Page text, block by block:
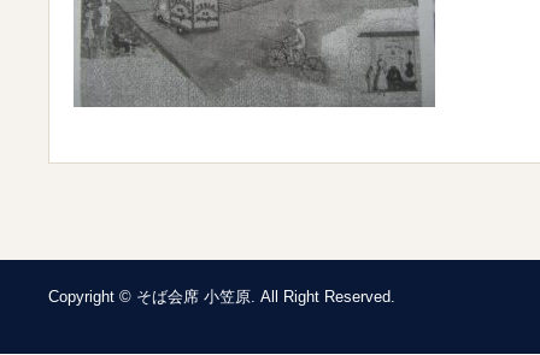
Copyright © そば会席 小笠原. All Right Reserved.